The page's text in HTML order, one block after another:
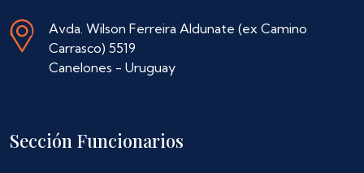
Avda. Wilson Ferreira Aldunate (ex Camino
Carrasco) 5519
Canelones - Uruguay
Sección Funcionarios